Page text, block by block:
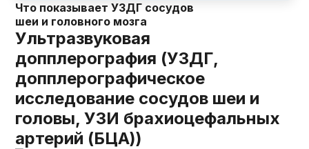
Что показывает УЗДГ сосудов
шеи и головного мозга
Ультразвуковая
допплерография (УЗДГ,
допплерографическое
исследование сосудов шеи и
головы, УЗИ брахиоцефальных
артерий (БЦА))